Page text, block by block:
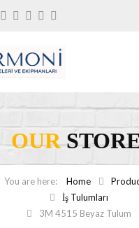
OUR
Home
İş Tulumları
3M 4515 Beyaz Tulum